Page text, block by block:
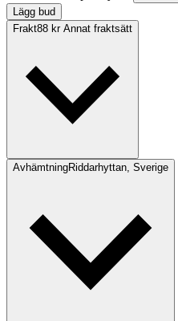
Lägg bud
Frakt88 kr Annat fraktsätt
AvhämtningRiddarhyttan, Sverige